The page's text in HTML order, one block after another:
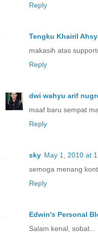
Reply
Tengku Khairil
makasih atas
Reply
dwi wahyu arif
maaf baru sempat
Reply
sky May 1, 2010 at
semoga menang
Reply
Edwin's Personal
Salam kenal, sobat...